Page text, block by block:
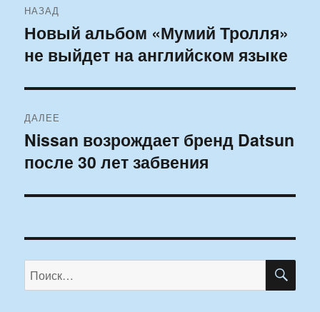
по
записям
НАЗАД
Предыдущая
запись:
Новый альбом «Мумий Тролля»
не выйдет на английском языке
ДАЛЕЕ
Следующая
запись:
Nissan возрождает бренд Datsun
после 30 лет забвения
Искать: